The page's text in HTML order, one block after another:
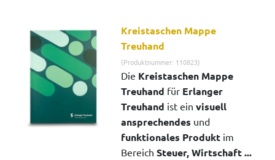
Kreistaschen Mappe
Treuhand
(Produktnummer: 110823)
Die Kreistaschen Mappe
Treuhand für Erlanger
Treuhand ist einvisuell
ansprechendes und
funktionales Produkt im
BereichSteuer, Wirtschaft ...